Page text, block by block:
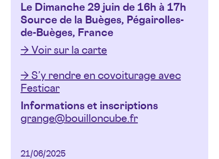
Le Dimanche 29 juin de 16h à 17h
Source de la Buèges, Pégairolles-
de-Buèges, France
→ Voir sur la carte
→ S’y rendre en covoiturage avec
Festicar
Informations et inscriptions
grange@bouilloncube.fr
21/06/2025